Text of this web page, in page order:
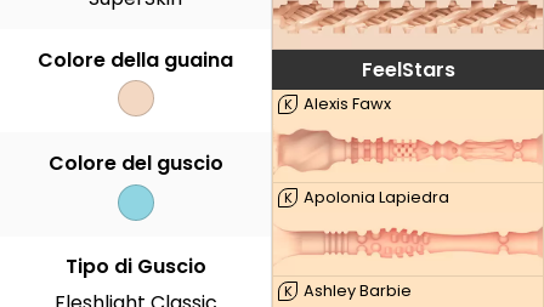
FeelStars
K Alexis Fawx
K Apolonia Lapiedra
K Ashley Barbie
Colore della guaina
Colore del guscio
Tipo di Guscio